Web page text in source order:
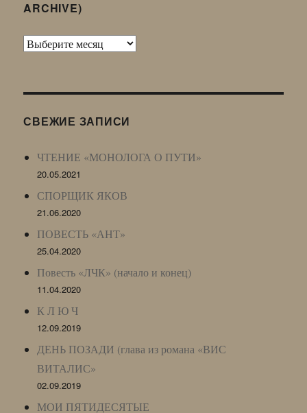
ARCHIVE)
Архив
LJ
СВЕЖИЕ ЗАПИСИ
ЧТЕНИЕ «МОНОЛОГА О ПУТИ»
20.05.2021
СПОРЩИК ЯКОВ
21.06.2020
ПОВЕСТЬ «АНТ»
25.04.2020
Повесть «ЛЧК» (начало и конец)
11.04.2020
К Л Ю Ч
12.09.2019
ДЕНЬ ПОЗАДИ (глава из романа «ВИС
ВИТАЛИС»
02.09.2019
МОИ ПЯТИДЕСЯТЫЕ